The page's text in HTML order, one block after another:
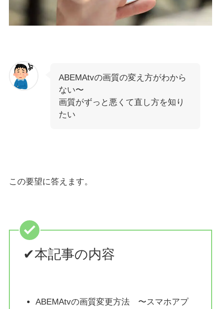
ABEMAtvの画質の変え方がわから
ない〜
画質がずっと悪くて直し方を知り
たい
この要望に答えます。
✔︎本記事の内容
ABEMAtvの画質変更方法 〜スマホアプ